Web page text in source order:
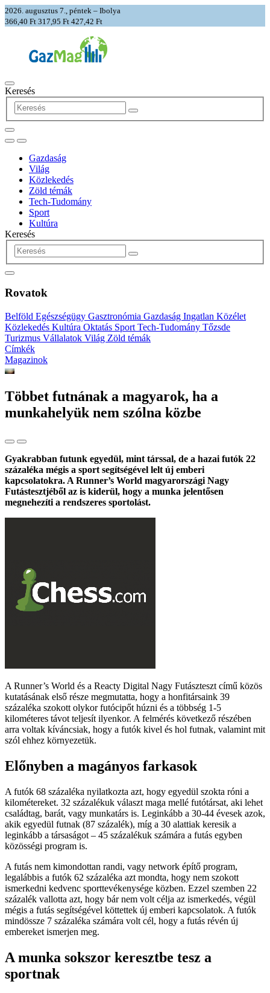
2026. augusztus 7., péntek – Ibolya
366,40 Ft 317,95 Ft 427,42 Ft
Keresés
Gazdaság
Világ
Közlekedés
Zöld témák
Tech-Tudomány
Sport
Kultúra
Keresés
Rovatok
Belföld Egészségügy Gasztronómia Gazdaság Ingatlan Közélet
Közlekedés Kultúra Oktatás Sport Tech-Tudomány Tőzsde
Turizmus Vállalatok Világ Zöld témák
Címkék
Magazinok
Többet futnának a magyarok, ha a
munkahelyük nem szólna közbe
Gyakrabban futunk egyedül, mint társsal, de a hazai futók 22
százaléka mégis a sport segítségével lelt új emberi
kapcsolatokra. A Runner’s World magyarországi Nagy
Futástesztjéből az is kiderül, hogy a munka jelentősen
megnehezíti a rendszeres sportolást.
A Runner’s World és a Reacty Digital Nagy Futászteszt című közös
kutatásának első része megmutatta, hogy a honfitársaink 39
százaléka szokott olykor futócipőt húzni és a többség 1-5
kilométeres távot teljesít ilyenkor. A felmérés következő részében
arra voltak kíváncsiak, hogy a futók kivel és hol futnak, valamint mit
szól ehhez környezetük.
Előnyben a magányos farkasok
A futók 68 százaléka nyilatkozta azt, hogy egyedül szokta róni a
kilométereket. 32 százalékuk választ maga mellé futótársat, aki lehet
családtag, barát, vagy munkatárs is. Leginkább a 30-44 évesek azok,
akik egyedül futnak (87 százalék), míg a 30 alattiak keresik a
leginkább a társaságot – 45 százalékuk számára a futás egyben
közösségi program is.
A futás nem kimondottan randi, vagy network építő program,
legalábbis a futók 62 százaléka azt mondta, hogy nem szokott
ismerkedni kedvenc sporttevékenysége közben. Ezzel szemben 22
százalék vallotta azt, hogy bár nem volt célja az ismerkedés, végül
mégis a futás segítségével köttettek új emberi kapcsolatok. A futók
mindössze 7 százaléka számára volt cél, hogy a futás révén új
embereket ismerjen meg.
A munka sokszor keresztbe tesz a
sportnak